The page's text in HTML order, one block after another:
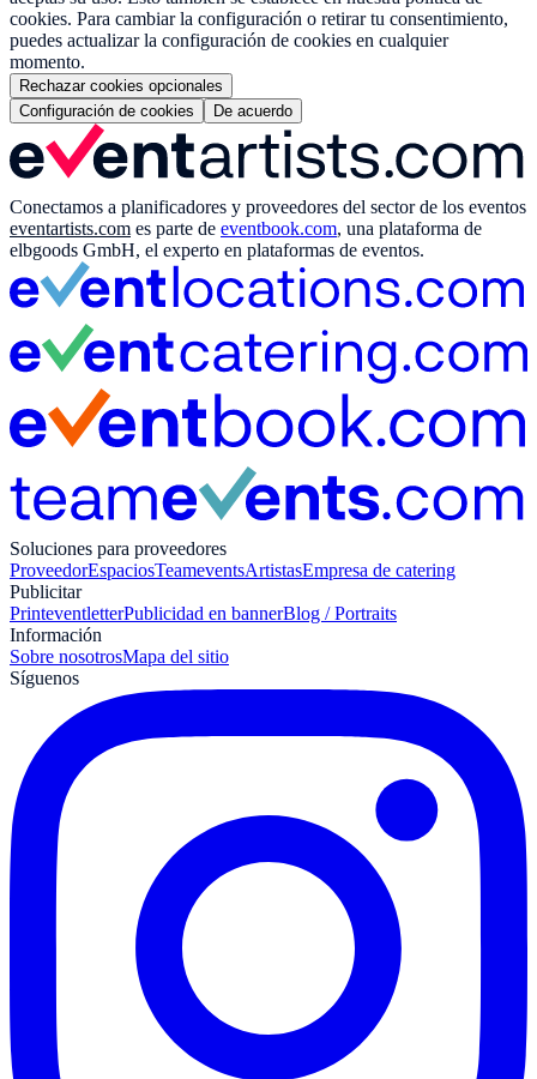
cookies. Para cambiar la configuración o retirar tu consentimiento,
puedes actualizar la configuración de cookies en cualquier
momento.
Rechazar cookies opcionales
Configuración de cookies
De acuerdo
Conectamos a planificadores y proveedores del sector de los eventos
eventartists.com es parte de eventbook.com, una plataforma de
elbgoods GmbH, el experto en plataformas de eventos.
Soluciones para proveedores
ProveedorEspaciosTeameventsArtistasEmpresa de catering
Publicitar
PrinteventletterPublicidad en bannerBlog / Portraits
Información
Sobre nosotrosMapa del sitio
Síguenos